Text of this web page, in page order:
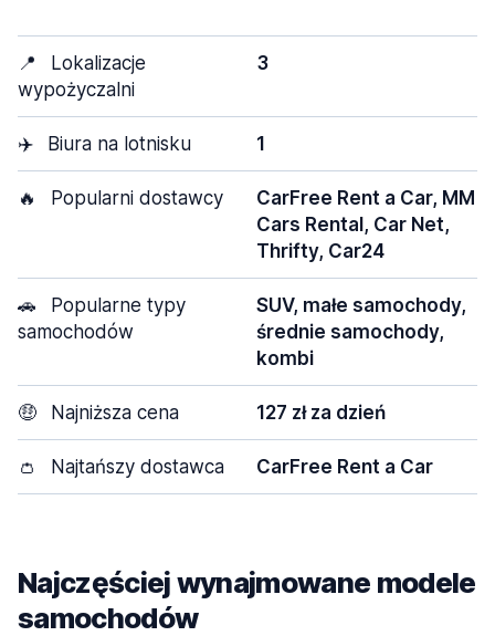
📍
Lokalizacje
wypożyczalni
3
✈️ Biura na lotnisku 1
🔥 Popularni dostawcy
CarFree Rent a Car, MM
Cars Rental, Car Net,
Thrifty, Car24
🚗
Popularne typy
samochodów
SUV, małe samochody,
średnie samochody,
kombi
🤑 Najniższa cena 127 zł za dzień
👛 Najtańszy dostawca CarFree Rent a Car
Najczęściej wynajmowane modele
samochodów